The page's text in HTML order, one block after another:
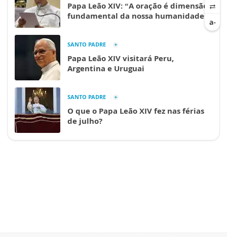
Papa Leão XIV: “A oração é dimensão
fundamental da nossa humanidade”
SANTO PADRE
Papa Leão XIV visitará Peru,
Argentina e Uruguai
SANTO PADRE
O que o Papa Leão XIV fez nas férias
de julho?